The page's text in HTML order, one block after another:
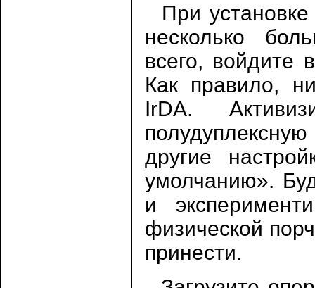
При установке
несколько
всего, войдите
Как правило,
IrDA.
другие
умолчанию».
и
физической
принести.